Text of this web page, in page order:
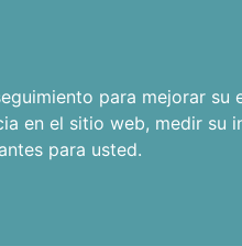
para mejorar su
en el sitio web, medir su
para usted.